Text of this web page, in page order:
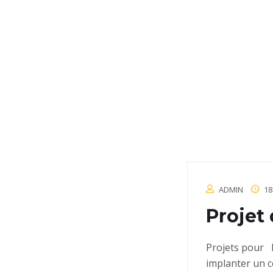
ADMIN
Projet
Projets pour
implanter un